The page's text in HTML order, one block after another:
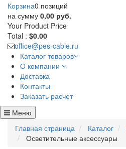
Корзина0 позиций
на сумму 0,00 руб.
Your Product Price
Total : $0.00
office@pes-cable.ru
Каталог товаров
О компании
Доставка
Контакты
Заказать расчет
Меню
Главная страница
Каталог
Осветительные аксессуары